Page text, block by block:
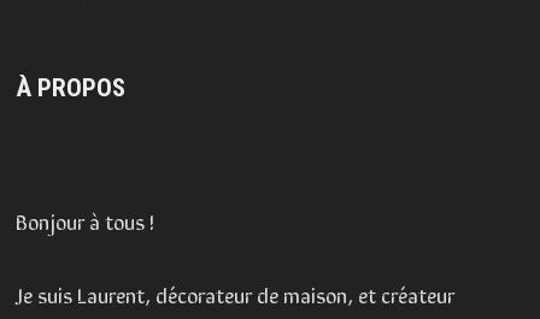
À PROPOS
Bonjour à tous !
Je suis Laurent, décorateur de maison, et créateur